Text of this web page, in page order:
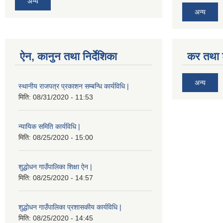
अन्य
ऐन, कानुन तथा निर्देशिका
स्थानीय राजपत्र प्रकाशन सम्बन्धि कार्यविधि |
मिति: 08/31/2020 - 11:53
न्यायिक समिति कार्यविधि |
मिति: 08/25/2020 - 15:00
शुद्धोधन गाउँपालिका शिक्षा ऐन |
मिति: 08/25/2020 - 14:57
शुद्धोधन गाउँपालिका प्रशासकीय कार्यविधि |
मिति: 08/25/2020 - 14:45
कर
अन्य